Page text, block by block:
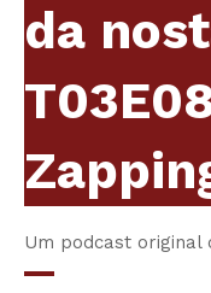
da
Um podcast original